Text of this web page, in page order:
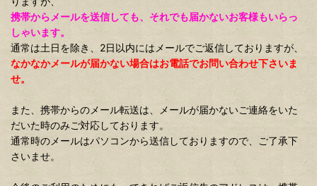
携帯からメールを送信しても、それでも届かないお客様もいらっ
しゃいます。
通常は土日を除き、2日以内にはメールでご返信しておりますが、
なかなかメールが届かない場合はお電話でお問い合わせ下さいま
せ。
また、携帯からのメール転送は、メールが届かないご連絡をいた
だいた時のみご対応しております。
通常時のメールはパソコンから送信しておりますので、ご了承下
さいませ。